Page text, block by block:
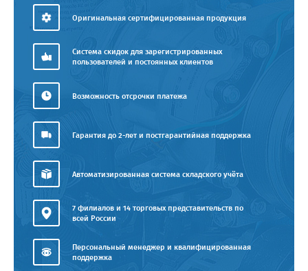
Оригинальная сертифицированная продукция
Система скидок для зарегистрированных
пользователей и постоянных клиентов
Возможность отсрочки платежа
Гарантия до 2-лет и постгарантийная поддержка
Автоматизированная система складского учёта
7 филиалов и 14 торговых представительств по
всей России
Персональный менеджер и квалифицированная
поддержка